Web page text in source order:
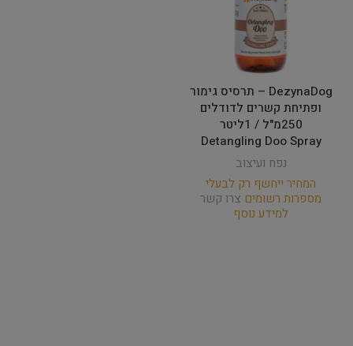
DezynaDog – תרסיס גימור
ופתיחת קשרים לדודלים
250מ"ל / 1ליטר
Detangling Doo Spray
נפח ועיצוב
המחיר ייחשף רק לבעלי
מספרות רשומים צרו קשר
למידע נוסף